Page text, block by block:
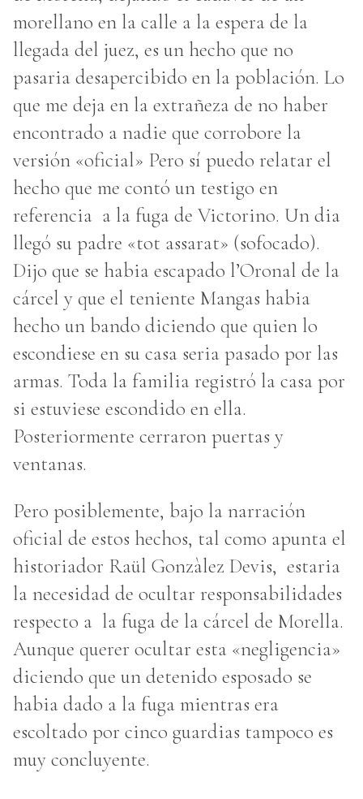
morellano en la calle a la espera de la
llegada del juez, es un hecho que no
pasaria desapercibido en la población. Lo
que me deja en la extrañeza de no haber
encontrado a nadie que corrobore la
versión «oficial» Pero sí puedo relatar el
hecho que me contó un testigo en
referencia a la fuga de Victorino. Un dia
llegó su padre «tot assarat» (sofocado).
Dijo que se habia escapado l’Oronal de la
cárcel y que el teniente Mangas habia
hecho un bando diciendo que quien lo
escondiese en su casa seria pasado por las
armas. Toda la familia registró la casa por
si estuviese escondido en ella.
Posteriormente cerraron puertas y
ventanas.
Pero posiblemente, bajo la narración
oficial de estos hechos, tal como apunta el
historiador Raül Gonzàlez Devis, estaria
la necesidad de ocultar responsabilidades
respecto a la fuga de la cárcel de Morella.
Aunque querer ocultar esta «negligencia»
diciendo que un detenido esposado se
habia dado a la fuga mientras era
escoltado por cinco guardias tampoco es
muy concluyente.